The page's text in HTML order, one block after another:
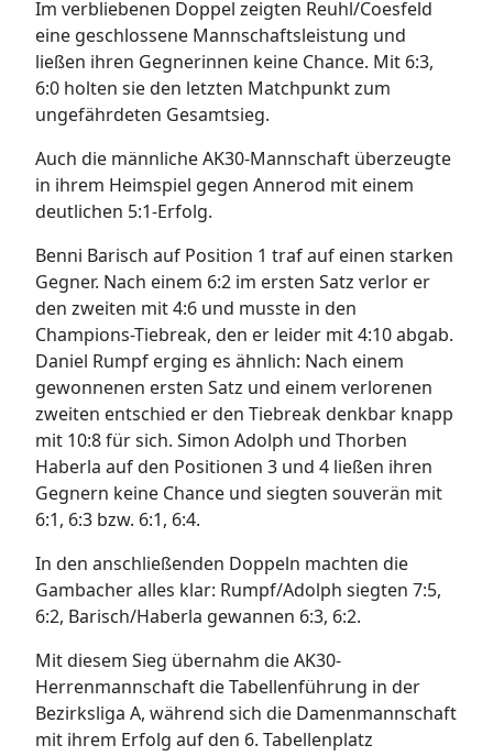
Im verbliebenen Doppel zeigten Reuhl/Coesfeld
eine geschlossene Mannschaftsleistung und
ließen ihren Gegnerinnen keine Chance. Mit 6:3,
6:0 holten sie den letzten Matchpunkt zum
ungefährdeten Gesamtsieg.
Auch die männliche AK30-Mannschaft überzeugte
in ihrem Heimspiel gegen Annerod mit einem
deutlichen 5:1-Erfolg.
Benni Barisch auf Position 1 traf auf einen starken
Gegner. Nach einem 6:2 im ersten Satz verlor er
den zweiten mit 4:6 und musste in den
Champions-Tiebreak, den er leider mit 4:10 abgab.
Daniel Rumpf erging es ähnlich: Nach einem
gewonnenen ersten Satz und einem verlorenen
zweiten entschied er den Tiebreak denkbar knapp
mit 10:8 für sich. Simon Adolph und Thorben
Haberla auf den Positionen 3 und 4 ließen ihren
Gegnern keine Chance und siegten souverän mit
6:1, 6:3 bzw. 6:1, 6:4.
In den anschließenden Doppeln machten die
Gambacher alles klar: Rumpf/Adolph siegten 7:5,
6:2, Barisch/Haberla gewannen 6:3, 6:2.
Mit diesem Sieg übernahm die AK30-
Herrenmannschaft die Tabellenführung in der
Bezirksliga A, während sich die Damenmannschaft
mit ihrem Erfolg auf den 6. Tabellenplatz